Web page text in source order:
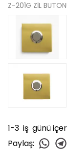
Z-201G ZİL
1-3 iş günü
Paylaş: